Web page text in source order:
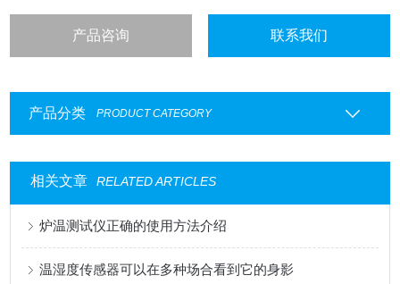
产品咨询 联系我们
产品分类 PRODUCT CATEGORY
相关文章 RELATED ARTICLES
炉温测试仪正确的使用方法介绍
温湿度传感器可以在多种场合看到它的身影